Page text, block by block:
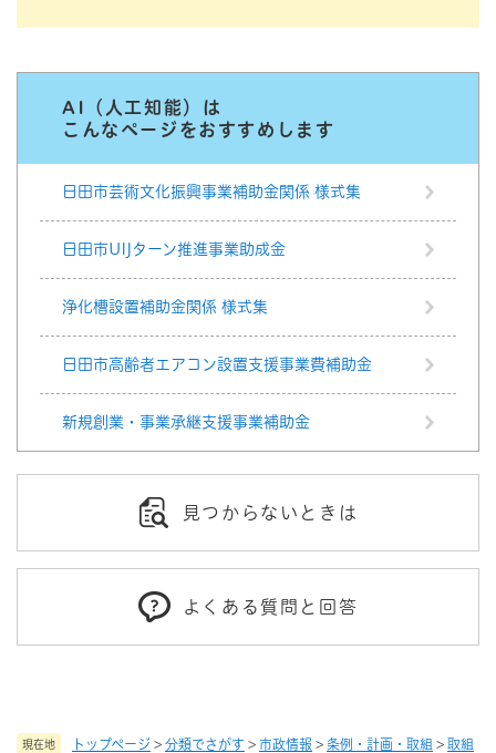
現在地 トップページ > 分類でさがす > 市政情報 > 条例・計画・取組 > 取組
AI（人工知能）は
こんなページをおすすめします
日田市芸術文化振興事業補助金関係 様式集
日田市UIJターン推進事業助成金
浄化槽設置補助金関係 様式集
日田市高齢者エアコン設置支援事業費補助金
新規創業・事業承継支援事業補助金
見つからないときは
よくある質問と回答